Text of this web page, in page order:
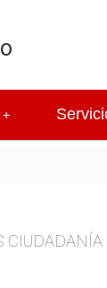
+
CIUDADANÍA